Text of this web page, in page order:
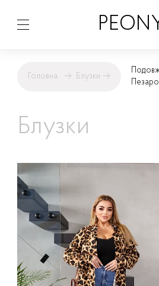
Головна → Блузки →
Пезаро
Блузки